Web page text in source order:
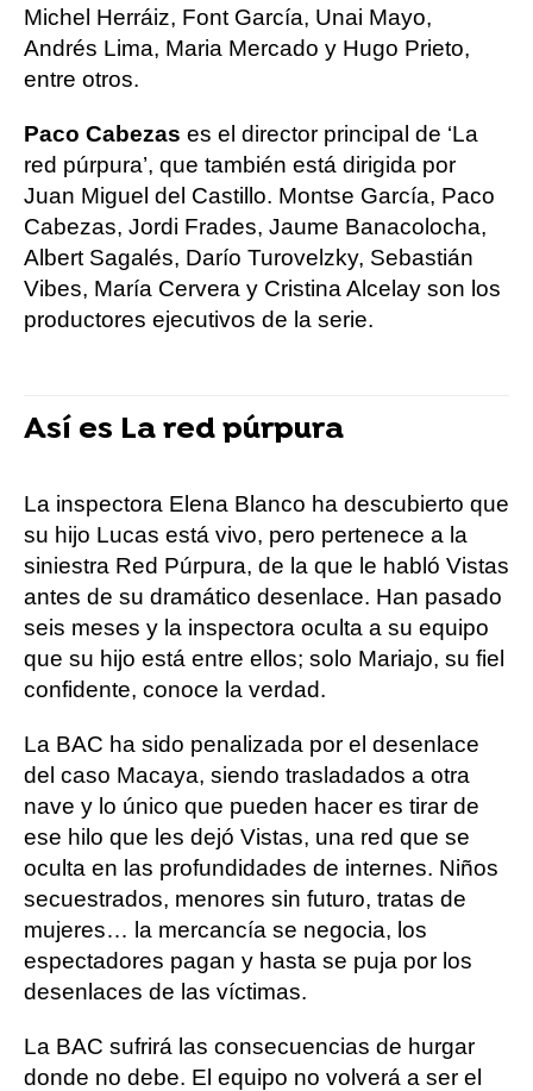
Michel Herráiz, Font García, Unai Mayo,
Andrés Lima, Maria Mercado y Hugo Prieto,
entre otros.
Paco Cabezas es el director principal de ‘La
red púrpura’, que también está dirigida por
Juan Miguel del Castillo. Montse García, Paco
Cabezas, Jordi Frades, Jaume Banacolocha,
Albert Sagalés, Darío Turovelzky, Sebastián
Vibes, María Cervera y Cristina Alcelay son los
productores ejecutivos de la serie.
Así es La red púrpura
La inspectora Elena Blanco ha descubierto que
su hijo Lucas está vivo, pero pertenece a la
siniestra Red Púrpura, de la que le habló Vistas
antes de su dramático desenlace. Han pasado
seis meses y la inspectora oculta a su equipo
que su hijo está entre ellos; solo Mariajo, su fiel
confidente, conoce la verdad.
La BAC ha sido penalizada por el desenlace
del caso Macaya, siendo trasladados a otra
nave y lo único que pueden hacer es tirar de
ese hilo que les dejó Vistas, una red que se
oculta en las profundidades de internes. Niños
secuestrados, menores sin futuro, tratas de
mujeres… la mercancía se negocia, los
espectadores pagan y hasta se puja por los
desenlaces de las víctimas.
La BAC sufrirá las consecuencias de hurgar
donde no debe. El equipo no volverá a ser el